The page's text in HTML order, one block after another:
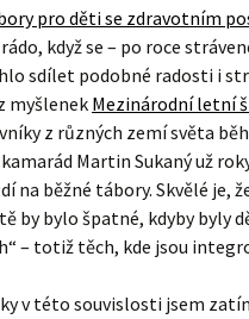
pro děti se zdravotním
když se – po roce
sdílet podobné radosti i
myšlenek Mezinárodní letní
z různých zemí světa
Martin Sukaný už
na běžné tábory. Skvělé je,
by bylo špatné, kdyby byly
– totiž těch, kde jsou
v této souvislosti jsem